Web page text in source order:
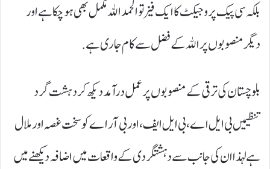
بلکہ سی پیک پروجیکٹ کا ایک فیز تو الحمد الله مکمل بھی ہوچکا ہے اور
دیگر منصوبوں پر الله کے فضل سے کام جاری ہے.
بلوچستان کی ترقی کے منصوبوں پر عمل درآمد دیکھ کر دہشت گرد
تنظیمیں بی ایل اے، بی ایل ایف، اور بی آر اے کو سخت غصہ اور ملال
ہے لہذا ان کی جانب سے دہشتگردی کے واقعات میں اضافہ دیکھنے میں